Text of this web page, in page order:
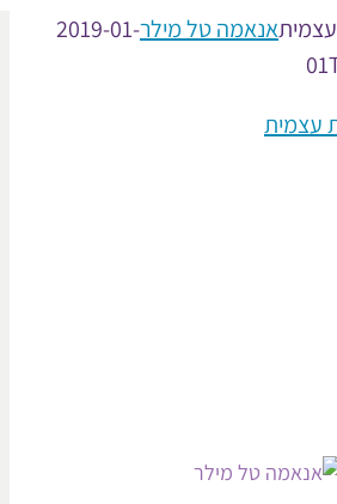
אנאמה טל מילר2019-01-